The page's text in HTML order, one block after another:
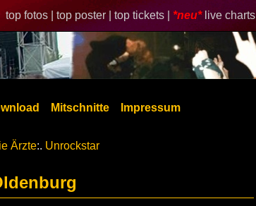
top fotos | top poster | top tickets | *neu* live charts
Mitschnitte Impressum
Ärzte:. Unrockstar